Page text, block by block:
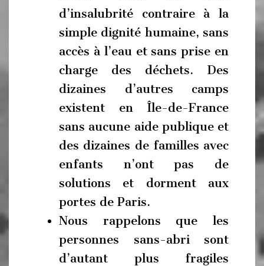
d’insalubrité contraire à la
simple dignité humaine, sans
accès à l’eau et sans prise en
charge des déchets. Des
dizaines d’autres camps
existent en Île-de-France
sans aucune aide publique et
des dizaines de familles avec
enfants n’ont pas de
solutions et dorment aux
portes de Paris.
Nous rappelons que les
personnes sans-abri sont
d’autant plus fragiles